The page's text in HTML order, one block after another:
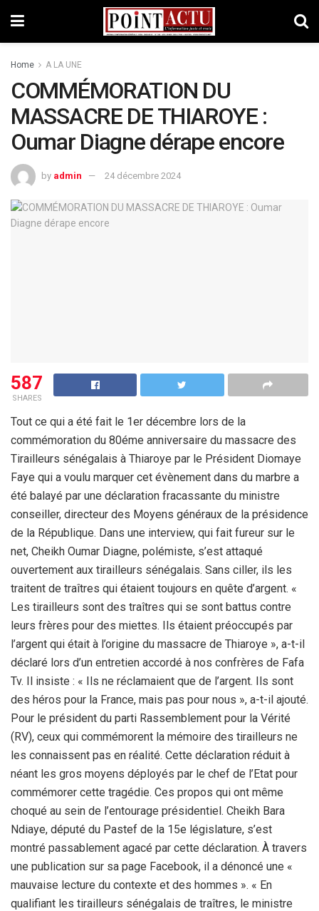
Home A LA UNE
COMMÉMORATION DU
MASSACRE DE THIAROYE :
Oumar Diagne dérape encore
by admin 24 décembre 2024
587
SHARES
Tout ce qui a été fait le 1er décembre lors de la
commémoration du 80éme anniversaire du massacre des
Tirailleurs sénégalais à Thiaroye par le Président Diomaye
Faye qui a voulu marquer cet évènement dans du marbre a
été balayé par une déclaration fracassante du ministre
conseiller, directeur des Moyens généraux de la présidence
de la République. Dans une interview, qui fait fureur sur le
net, Cheikh Oumar Diagne, polémiste, s’est attaqué
ouvertement aux tirailleurs sénégalais. Sans ciller, ils les
traitent de traîtres qui étaient toujours en quête d’argent. «
Les tirailleurs sont des traîtres qui se sont battus contre
leurs frères pour des miettes. Ils étaient préoccupés par
l’argent qui était à l’origine du massacre de Thiaroye », a-t-il
déclaré lors d’un entretien accordé à nos confrères de Fafa
Tv. Il insiste : « Ils ne réclamaient que de l’argent. Ils sont
des héros pour la France, mais pas pour nous », a-t-il ajouté.
Pour le président du parti Rassemblement pour la Vérité
(RV), ceux qui commémorent la mémoire des tirailleurs ne
les connaissent pas en réalité. Cette déclaration réduit à
néant les gros moyens déployés par le chef de l’Etat pour
commémorer cette tragédie. Ces propos qui ont même
choqué au sein de l’entourage présidentiel. Cheikh Bara
Ndiaye, député du Pastef de la 15e législature, s’est
montré passablement agacé par cette déclaration. À travers
une publication sur sa page Facebook, il a dénoncé une «
mauvaise lecture du contexte et des hommes ». « En
qualifiant les tirailleurs sénégalais de traîtres, le ministre